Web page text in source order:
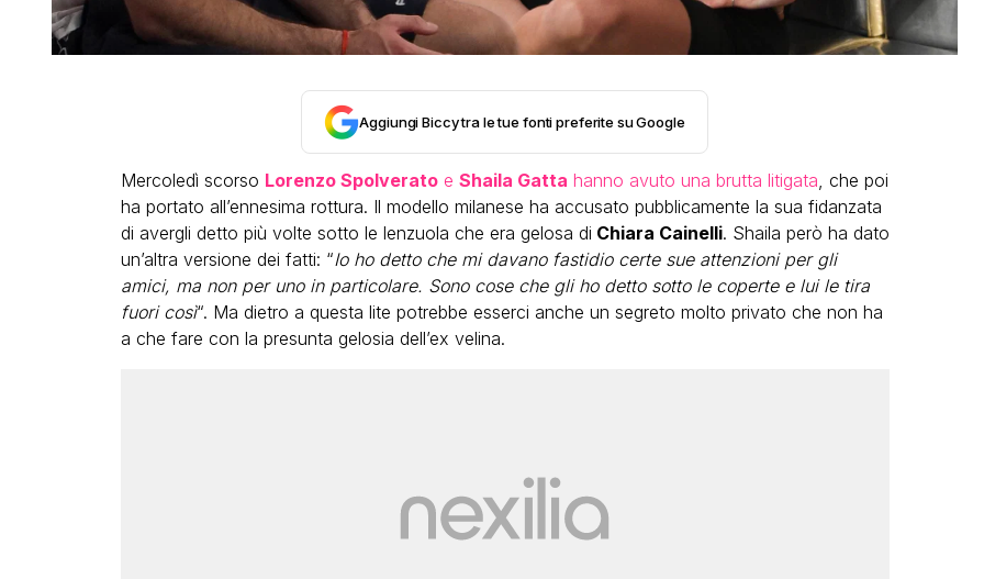
Aggiungi Biccy tra le tue fonti preferite su Google
Mercoledì scorso Lorenzo Spolveratoe Shaila Gatta hanno avuto una brutta litigata, che poi
ha portato all’ennesima rottura. Il modello milanese ha accusato pubblicamente la sua fidanzata
di avergli detto più volte sotto le lenzuola che era gelosa di Chiara Cainelli. Shaila però ha dato
un’altra versione dei fatti: “Io ho detto che mi davano fastidio certe sue attenzioni per gli
amici, ma non per uno in particolare. Sono cose che gli ho detto sotto le coperte e lui le tira
fuori così“. Ma dietro a questa lite potrebbe esserci anche un segreto molto privato che non ha
a che fare con la presunta gelosia dell’ex velina.
LGBT
FABIANO MINACCI